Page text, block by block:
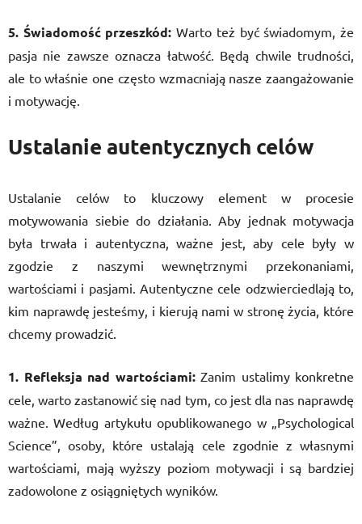
5. Świadomość przeszkód: Warto też być świadomym, że
pasja nie zawsze oznacza łatwość. Będą chwile trudności,
ale to właśnie one często wzmacniają nasze zaangażowanie
i motywację.
Ustalanie autentycznych celów
Ustalanie celów to kluczowy element w procesie
motywowania siebie do działania. Aby jednak motywacja
była trwała i autentyczna, ważne jest, aby cele były w
zgodzie z naszymi wewnętrznymi przekonaniami,
wartościami i pasjami. Autentyczne cele odzwierciedlają to,
kim naprawdę jesteśmy, i kierują nami w stronę życia, które
chcemy prowadzić.
1. Refleksja nad wartościami:Zanim ustalimy konkretne
cele, warto zastanowić się nad tym, co jest dla nas naprawdę
ważne. Według artykułu opublikowanego w „Psychological
Science”, osoby, które ustalają cele zgodnie z własnymi
wartościami, mają wyższy poziom motywacji i są bardziej
zadowolone z osiągniętych wyników.